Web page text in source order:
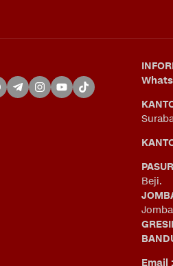
Beji.
Email :